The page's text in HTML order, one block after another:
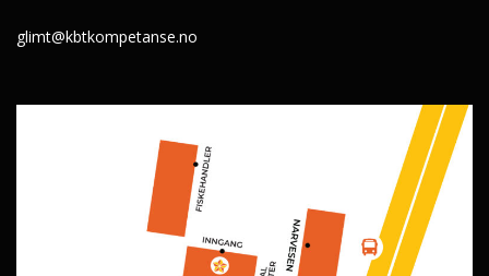
glimt@kbtkompetanse.no